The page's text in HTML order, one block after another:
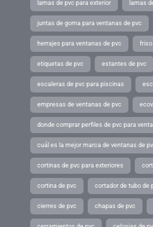
lamas de pvc para exterior lamas
juntas de goma para ventanas de pvc
herrajes para ventanas de pvc friso
etiquetas de pvc estantes de pvc
escaleras de pvc para piscinas
empresas de ventanas de pvc
donde comprar perfiles de pvc para
cuál es la mejor marca de ventanas de
cortinas de pvc para exteriores
cortina de pvc cortador de tubo de
cierres de pvc chapas de pvc